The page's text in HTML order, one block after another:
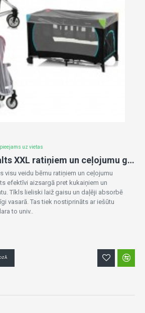
uz vietas
Moskītu tīkls balts XXL ratiņiem un ceļojumu gultai (balts) PROBABY
visu veidu bērnu ratiņiem un ceļojumu
efektīvi aizsargā pret kukaiņiem un
Tīkls lieliski laiž gaisu un daļēji absorbē
vasarā. Tas tiek nostiprināts ar iešūtu
to univ..